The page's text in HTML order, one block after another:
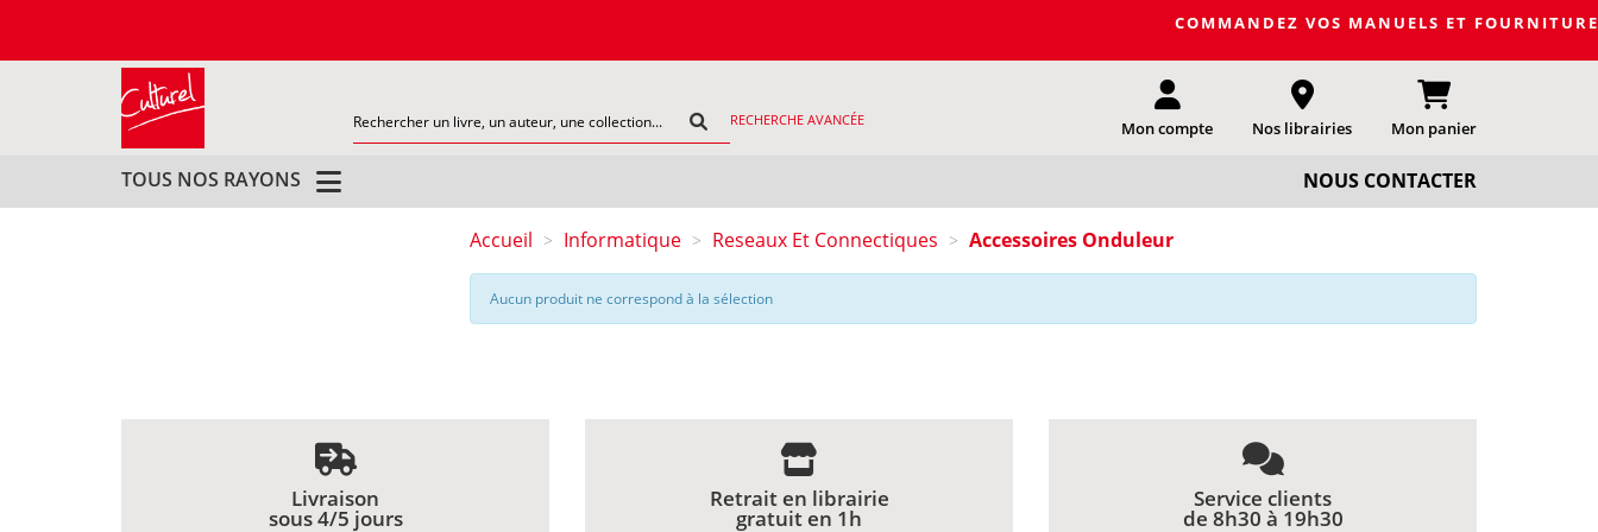
COMMANDEZ VOS MANUELS ET
RECHERCHE AVANCÉE Mon compte Nos librairies Mon panier
TOUS NOS RAYONS NOUS CONTACTER
Accueil > Informatique > Reseaux Et Connectiques > Accessoires Onduleur
Aucun produit ne correspond à la sélection
Livraison
sous 4/5 jours
Retrait en librairie
gratuit en 1h
Service clients
de 8h30 à 19h30